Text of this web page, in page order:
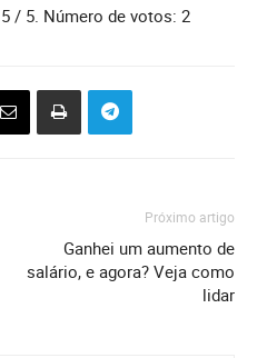
5 / 5. Número de votos: 2
Próximo artigo
Ganhei um aumento de
salário, e agora? Veja como
lidar